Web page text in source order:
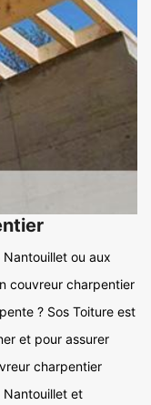
ou aux
couvreur charpentier
? Sos Toiture est
et pour assurer
charpentier
Nantouillet et